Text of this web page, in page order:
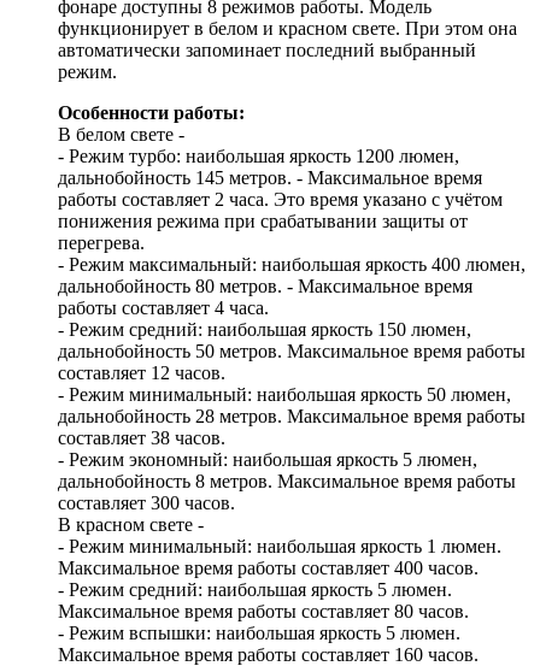
фонаре доступны 8 режимов работы. Модель
функционирует в белом и красном свете. При этом она
автоматически запоминает последний выбранный
режим.
Особенности работы:
В белом свете -
- Режим турбо: наибольшая яркость 1200 люмен,
дальнобойность 145 метров. - Максимальное время
работы составляет 2 часа. Это время указано с учётом
понижения режима при срабатывании защиты от
перегрева.
- Режим максимальный: наибольшая яркость 400 люмен,
дальнобойность 80 метров. - Максимальное время
работы составляет 4 часа.
- Режим средний: наибольшая яркость 150 люмен,
дальнобойность 50 метров. Максимальное время работы
составляет 12 часов.
- Режим минимальный: наибольшая яркость 50 люмен,
дальнобойность 28 метров. Максимальное время работы
составляет 38 часов.
- Режим экономный: наибольшая яркость 5 люмен,
дальнобойность 8 метров. Максимальное время работы
составляет 300 часов.
В красном свете -
- Режим минимальный: наибольшая яркость 1 люмен.
Максимальное время работы составляет 400 часов.
- Режим средний: наибольшая яркость 5 люмен.
Максимальное время работы составляет 80 часов.
- Режим вспышки: наибольшая яркость 5 люмен.
Максимальное время работы составляет 160 часов.